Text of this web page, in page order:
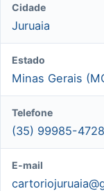
Cidade
Juruaia
Estado
Minas Gerais
Telefone
(35) 99985-4728
E-mail